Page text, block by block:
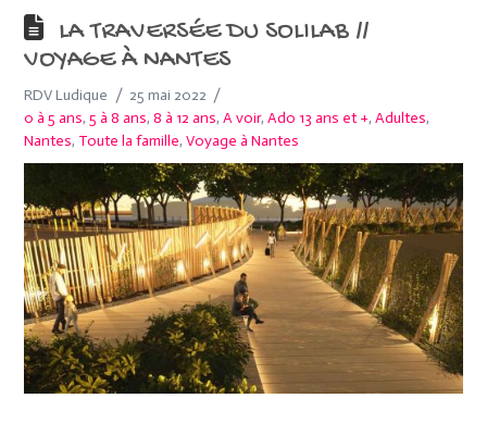
LA TRAVERSÉE DU SOLILAB //
VOYAGE À NANTES
RDV Ludique
25 mai 2022
0 à 5 ans,5 à 8 ans,8 à 12 ans,A voir,Ado 13 ans et +,Adultes,
Nantes, Toute la famille,Voyage à Nantes